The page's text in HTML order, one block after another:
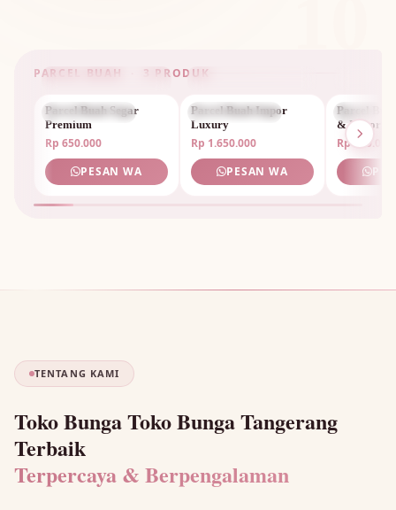
PARCEL BUAH · 3 PRODUK
PARCEL BUAH
Parcel Buah Segar
Premium
Rp 650.000
PESAN WA
PARCEL BUAH
Parcel Buah Impor
Luxury
Rp 1.650.000
PESAN WA
PARCEL
Parcel
& Impor
Rp 950.000
TENTANG KAMI
Toko Bunga Toko Bunga Tangerang
Terbaik
Terpercaya & Berpengalaman